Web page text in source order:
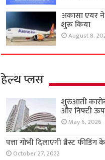
अकासा एयर ने
शुरू किया
August 8,
हेल्थ प्लस
शुरुआती
और निफ्टी
May 6, 2026
पत्ता गोभी दिलाएगी ब्रैस्ट
October 27, 2022